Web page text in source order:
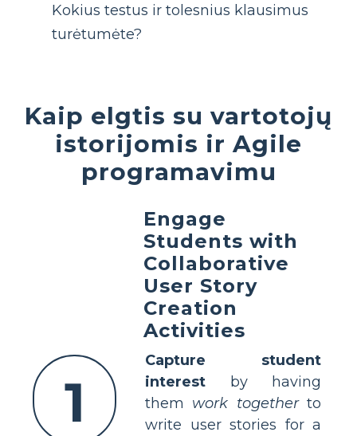
Kokius testus ir tolesnius klausimus
turėtumėte?
Kaip elgtis su vartotojų
istorijomis ir Agile
programavimu
1
Engage
Students with
Collaborative
User Story
Creation
Activities
Capture student
interest by having
them work togetherto
write user stories for a